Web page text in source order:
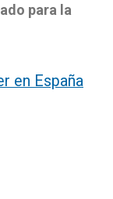
para la
en España